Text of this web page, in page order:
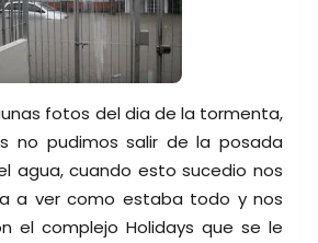
fotos del dia de la tormenta,
no pudimos salir de la posada
agua, cuando esto sucedio nos
a ver como estaba todo y nos
el complejo Holidays que se le